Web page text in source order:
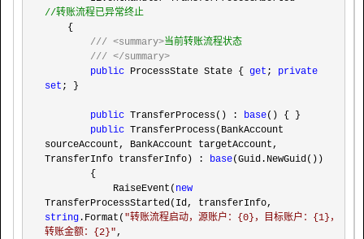
//转账流程已异常终止
/// <summary>当前转账流程状态
/// </summary>
public ProcessState State { get ; private
set ; }
public TransferProcess() : base() { }
public TransferProcess(BankAccount
sourceAccount, BankAccount targetAccount,
TransferInfo transferInfo) : base(Guid.NewGuid())
            RaiseEvent(
new
string .Format( "转账流程启动，源账户：{0}，目标账户：{1}，
转账金额：{2}",